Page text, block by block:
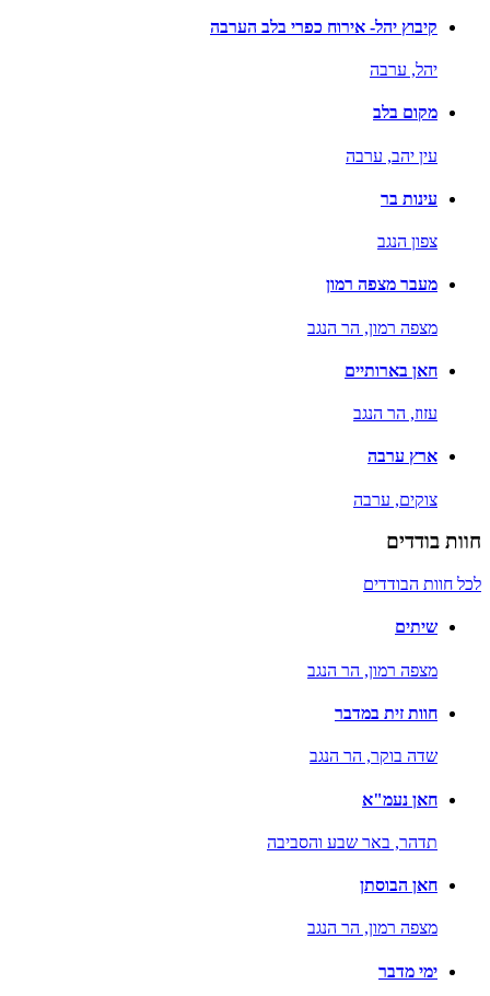
קיבוץ יהל- אירוח כפרי בלב הערבה
יהל, ערבה
מקום בלב
עין יהב, ערבה
עינות בר
צפון הנגב
מעבר מצפה רמון
מצפה רמון, הר הנגב
חאן בארותיים
עזוז, הר הנגב
ארץ ערבה
צוקים, ערבה
חוות בודדים
לכל חוות הבודדים
שיתים
מצפה רמון, הר הנגב
חוות זית במדבר
שדה בוקר, הר הנגב
חאן נעמ"א
תדהר, באר שבע והסביבה
חאן הבוסתן
מצפה רמון, הר הנגב
ימי מדבר